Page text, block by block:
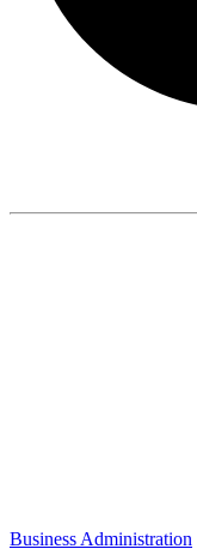
Business Administration